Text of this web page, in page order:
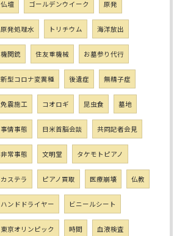
仏壇 ゴールデンウイーク 原発
原発処理水 トリチウム 海洋放出
機関銃 住友重機械 お墓参り代行
新型コロナ変異種 後遺症 無精子症
免震施工 コオロギ 昆虫食 墓地
事情事態 日米首脳会談 共同記者会見
非常事態 文明堂 タケモトピアノ
カステラ ピアノ買取 医療崩壊 仏教
ハンドドライヤー ビニールシート
東京オリンピック 時間 血液検査